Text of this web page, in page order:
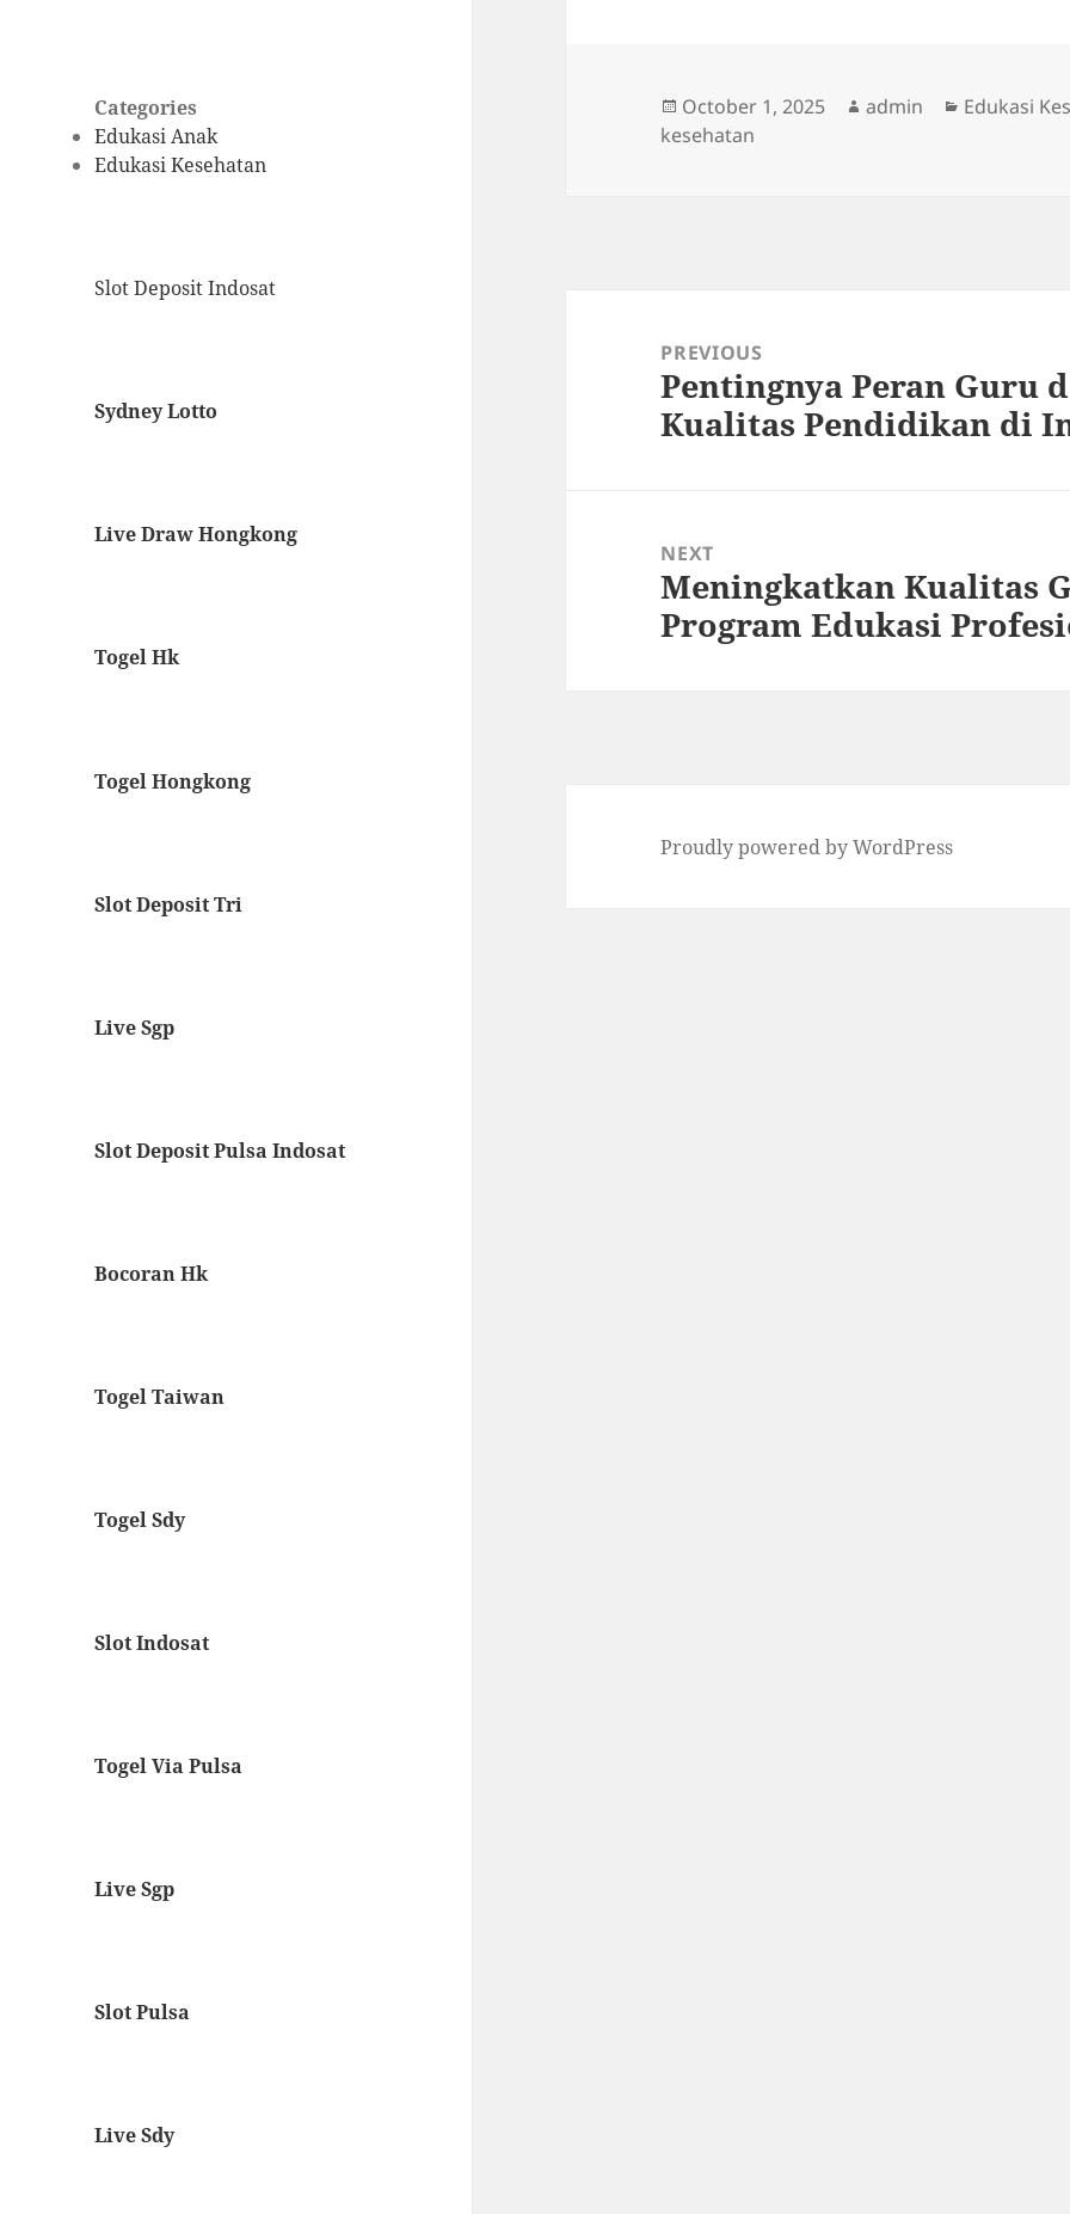
Categories
Edukasi Anak
Edukasi Kesehatan
Slot Deposit Indosat
Sydney Lotto
Live Draw Hongkong
Togel Hk
Togel Hongkong
Slot Deposit Tri
Live Sgp
Slot Deposit Pulsa Indosat
Bocoran Hk
Togel Taiwan
Togel Sdy
Slot Indosat
Togel Via Pulsa
Live Sgp
Slot Pulsa
Live Sdy
Posted
on
October 1, 2025 Author
admin Categories
Edukasi
kesehatan
navigationPREVIOUS
Previous
post:
Pentingnya Peran Guru
Kualitas Pendidikan di
NEXT
Next
post:
Meningkatkan Kualitas
Program Edukasi
Proudly powered by WordPress